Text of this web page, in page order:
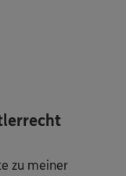
zu meiner